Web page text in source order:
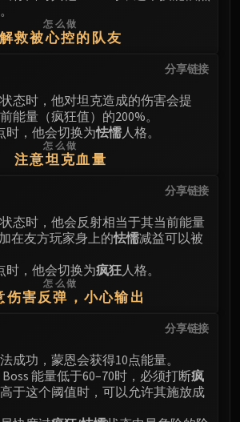
怎么做
解救被心控的队友
分享链接
状态时，他对坦克造成的伤害会提
能量（疯狂值）的200%。
时，他会切换为怯懦人格。
怎么做
注意坦克血量
分享链接
状态时，他会反射相当于其当前能量
在友方玩家身上的怯懦减益可以被
时，他会切换为疯狂人格。
怎么做
伤害反弹，小心输出
分享链接
成功，蒙恩会获得10点能量。
能量低于60–70时，必须打断疯
高于这个阈值时，可以允许其施放成